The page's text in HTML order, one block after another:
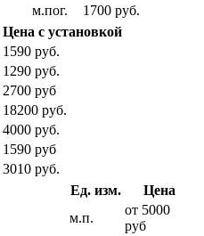
м.пог.
1700 руб.
Цена с установкой
1590 руб.
1290 руб.
2700 руб
18200 руб.
4000 руб.
1590 руб
3010 руб.
Ед. изм.
Цена
м.п.
от 5000
руб